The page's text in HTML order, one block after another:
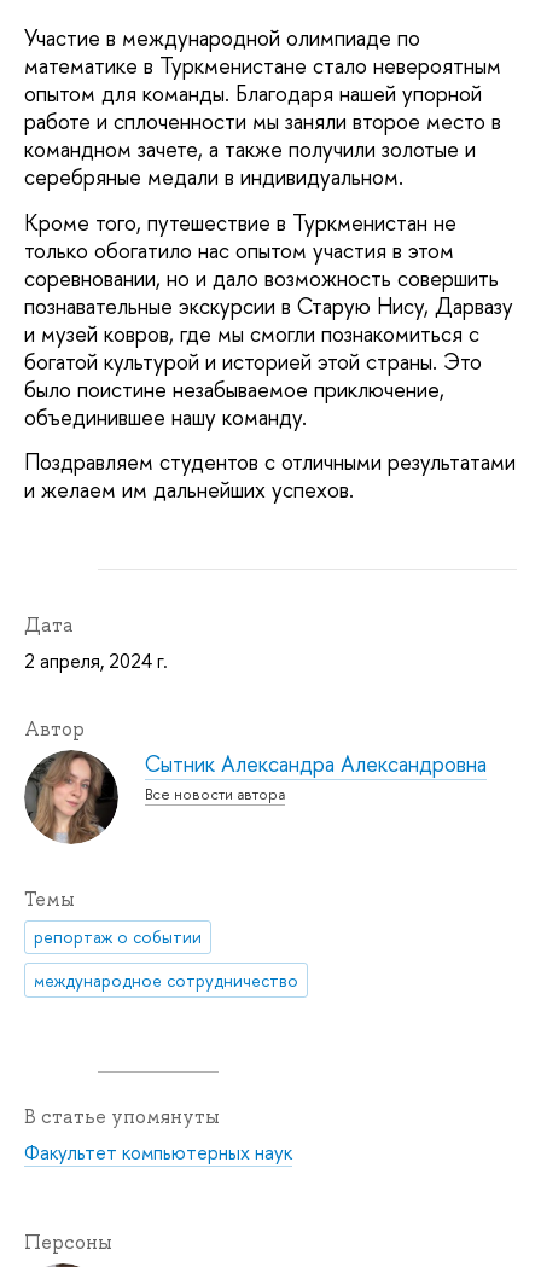
Участие в международной олимпиаде по
математике в Туркменистане стало невероятным
опытом для команды. Благодаря нашей упорной
работе и сплоченности мы заняли второе место в
командном зачете, а также получили золотые и
серебряные медали в индивидуальном.
Кроме того, путешествие в Туркменистан не
только обогатило нас опытом участия в этом
соревновании, но и дало возможность совершить
познавательные экскурсии в Старую Нису, Дарвазу
и музей ковров, где мы смогли познакомиться с
богатой культурой и историей этой страны. Это
было поистине незабываемое приключение,
объединившее нашу команду.
Поздравляем студентов с отличными результатами
и желаем им дальнейших успехов.
Дата
2 апреля, 2024 г.
Автор
Сытник Александра Александровна
Все новости автора
Темы
репортаж о событии
международное сотрудничество
В статье упомянуты
Факультет компьютерных наук
Персоны